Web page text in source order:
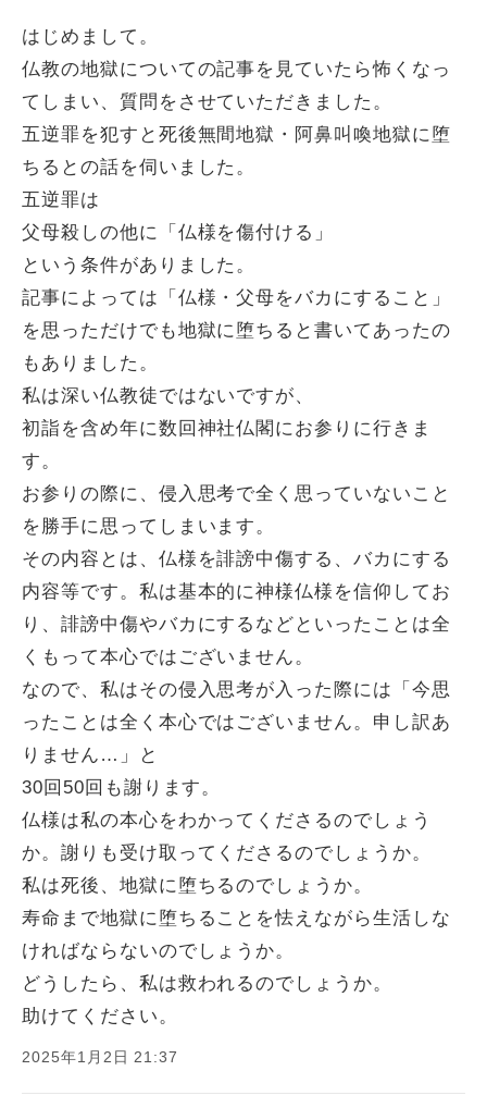
はじめまして。
仏教の地獄についての記事を見ていたら怖くなっ
てしまい、質問をさせていただきました。
五逆罪を犯すと死後無間地獄・阿鼻叫喚地獄に堕
ちるとの話を伺いました。
五逆罪は
父母殺しの他に「仏様を傷付ける」
という条件がありました。
記事によっては「仏様・父母をバカにすること」
を思っただけでも地獄に堕ちると書いてあったの
もありました。
私は深い仏教徒ではないですが、
初詣を含め年に数回神社仏閣にお参りに行きま
す。
お参りの際に、侵入思考で全く思っていないこと
を勝手に思ってしまいます。
その内容とは、仏様を誹謗中傷する、バカにする
内容等です。私は基本的に神様仏様を信仰してお
り、誹謗中傷やバカにするなどといったことは全
くもって本心ではございません。
なので、私はその侵入思考が入った際には「今思
ったことは全く本心ではございません。申し訳あ
りません…」と
30回50回も謝ります。
仏様は私の本心をわかってくださるのでしょう
か。謝りも受け取ってくださるのでしょうか。
私は死後、地獄に堕ちるのでしょうか。
寿命まで地獄に堕ちることを怯えながら生活しな
ければならないのでしょうか。
どうしたら、私は救われるのでしょうか。
助けてください。
2025年1月2日 21:37